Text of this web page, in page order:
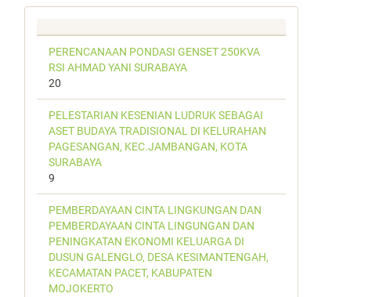
PERENCANAAN PONDASI GENSET 250KVA
RSI AHMAD YANI SURABAYA
20
PELESTARIAN KESENIAN LUDRUK SEBAGAI
ASET BUDAYA TRADISIONAL DI KELURAHAN
PAGESANGAN, KEC.JAMBANGAN, KOTA
SURABAYA
9
PEMBERDAYAAN CINTA LINGKUNGAN DAN
PEMBERDAYAAN CINTA LINGUNGAN DAN
PENINGKATAN EKONOMI KELUARGA DI
DUSUN GALENGLO, DESA KESIMANTENGAH,
KECAMATAN PACET, KABUPATEN
MOJOKERTO